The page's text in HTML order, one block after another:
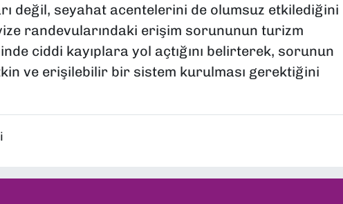
değil, seyahat acentelerini de olumsuz etkilediğini
randevularındaki erişim sorununun turizm
ciddi kayıplara yol açtığını belirterek, sorunun
ve erişilebilir bir sistem kurulması gerektiğini